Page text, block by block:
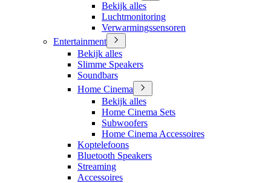
Bekijk alles
Luchtmonitoring
Verwarmingssensoren
Entertainment
Bekijk alles
Slimme Speakers
Soundbars
Home Cinema
Bekijk alles
Home Cinema Sets
Subwoofers
Home Cinema Accessoires
Koptelefoons
Bluetooth Speakers
Streaming
Accessoires